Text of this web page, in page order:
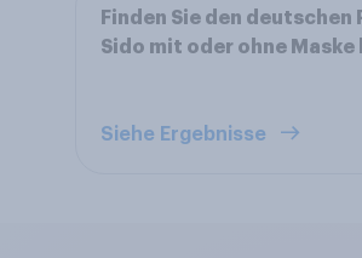
Finden Sie den deutschen
Sido mit oder ohne Maske
Siehe Ergebnisse